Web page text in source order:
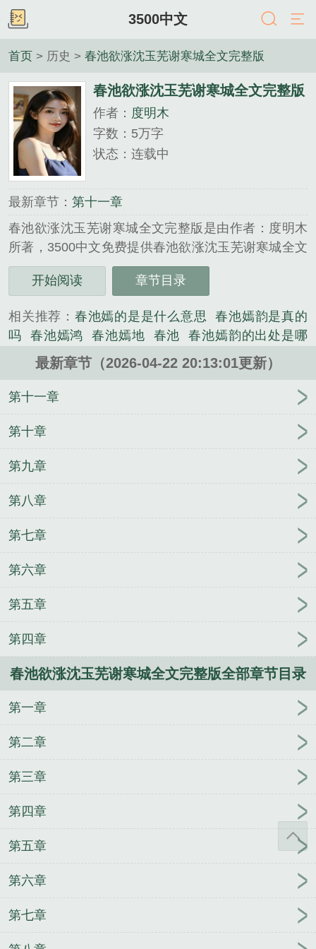
3500中文
首页 > 历史 > 春池欲涨沈玉芜谢寒城全文完整版
春池欲涨沈玉芜谢寒城全文完整版
作者： 度明木
字数：5万字
状态：连载中
最新章节： 第十一章
春池欲涨沈玉芜谢寒城全文完整版是由作者：度明木
所著，3500中文免费提供春池欲涨沈玉芜谢寒城全文
完整版全文在线阅读。
三秒记住本站：3500中文 网址：www.3500zw.com...
创作的历史类小说。
开始阅读 章节目录
相关推荐： 春池嫣的是是什么意思
春池嫣韵是真的
吗
春池嫣鸿 春池嫣地 春池
春池嫣韵的出处是哪
池春欲晚 春池焉昀 春池嫣韵是谁的书法作品
春池嫣的 春池嫣韵是什么意思 怎么来的
春池嫣韵
出处哪里
春
春池嫣酝
最新章节（2026-04-22 20:13:01更新）
第十一章
第十章
第九章
第八章
第七章
第六章
第五章
第四章
春池欲涨沈玉芜谢寒城全文完整版全部章节目录
第一章
第二章
第三章
第四章
第五章
第六章
第七章